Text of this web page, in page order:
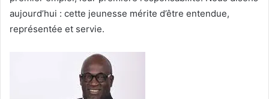
aujourd’hui : cette jeunesse mérite d’être entendue,
représentée et servie.